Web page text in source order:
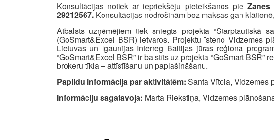
Konsultācijas notiek ar iepriekšēju pieteikšanos pie
29212567. Konsultācijas nodrošinām bez maksas gan
Atbalsts uzņēmējiem tiek sniegts projekta “Starptautiskā
(GoSmart&Excel BSR) ietvaros. Projektu īsteno Vidzemes
Lietuvas un Igaunijas Interreg Baltijas jūras reģiona
“GoSmart&Excel BSR” ir balstīts uz projekta “GoSmart
brokeru tīkla – attīstīšanu un paplašināšanu.
Papildu informācija par aktivitātēm: Santa Vītola, Vidzemes
Informāciju sagatavoja: Marta Riekstiņa, Vidzemes